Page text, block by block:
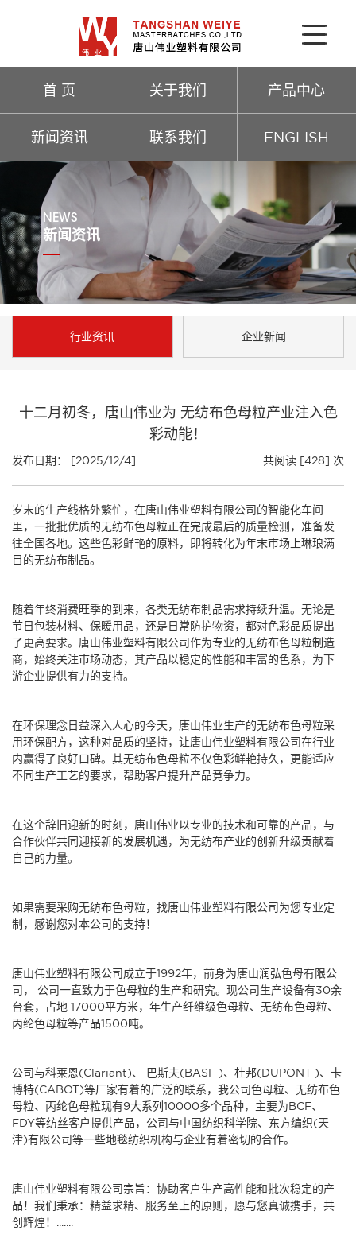
首 页 关于我们 产品中心
新闻资讯 联系我们 ENGLISH
NEWS
新闻资讯
行业资讯 企业新闻
十二月初冬，唐山伟业为 无纺布色母粒产业注入色
彩动能！
发布日期： [2025/12/4] 共阅读 [428] 次
岁末的生产线格外繁忙，在唐山伟业塑料有限公司的智能化车间
里，一批批优质的无纺布色母粒正在完成最后的质量检测，准备发
往全国各地。这些色彩鲜艳的原料，即将转化为年末市场上琳琅满
目的无纺布制品。
随着年终消费旺季的到来，各类无纺布制品需求持续升温。无论是
节日包装材料、保暖用品，还是日常防护物资，都对色彩品质提出
了更高要求。唐山伟业塑料有限公司作为专业的无纺布色母粒制造
商，始终关注市场动态，其产品以稳定的性能和丰富的色系，为下
游企业提供有力的支持。
在环保理念日益深入人心的今天，唐山伟业生产的无纺布色母粒采
用环保配方，这种对品质的坚持，让唐山伟业塑料有限公司在行业
内赢得了良好口碑。其无纺布色母粒不仅色彩鲜艳持久，更能适应
不同生产工艺的要求，帮助客户提升产品竞争力。
在这个辞旧迎新的时刻，唐山伟业以专业的技术和可靠的产品，与
合作伙伴共同迎接新的发展机遇，为无纺布产业的创新升级贡献着
自己的力量。
如果需要采购无纺布色母粒，找唐山伟业塑料有限公司为您专业定
制，感谢您对本公司的支持！
唐山伟业塑料有限公司成立于1992年，前身为唐山润弘色母有限公
司， 公司一直致力于色母粒的生产和研究。现公司生产设备有30余
台套，占地 17000平方米，年生产纤维级色母粒、无纺布色母粒、
丙纶色母粒等产品1500吨。
公司与科莱恩(Clariant)、 巴斯夫(BASF )、杜邦(DUPONT )、卡
博特(CABOT)等厂家有着的广泛的联系，我公司色母粒、无纺布色
母粒、丙纶色母粒现有9大系列10000多个品种，主要为BCF、
FDY等纺丝客户提供产品，公司与中国纺织科学院、东方编织(天
津)有限公司等一些地毯纺织机构与企业有着密切的合作。
唐山伟业塑料有限公司宗旨：协助客户生产高性能和批次稳定的产
品！我们秉承：精益求精、服务至上的原则，愿与您真诚携手，共
创辉煌！.......